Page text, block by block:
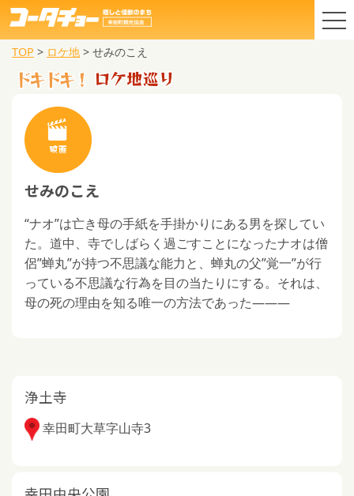
TOP > ロケ地 > せみのこえ
せみのこえ
“ナオ”は亡き母の手紙を手掛かりにある男を探してい
た。道中、寺でしばらく過ごすことになったナオは僧
侶”蝉丸”が持つ不思議な能力と、蝉丸の父”覚一”が行
っている不思議な行為を目の当たりにする。それは、
母の死の理由を知る唯一の方法であった―――
浄土寺
幸田町大草字山寺3